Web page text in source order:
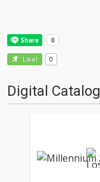
Like! 0
Digital Catalog